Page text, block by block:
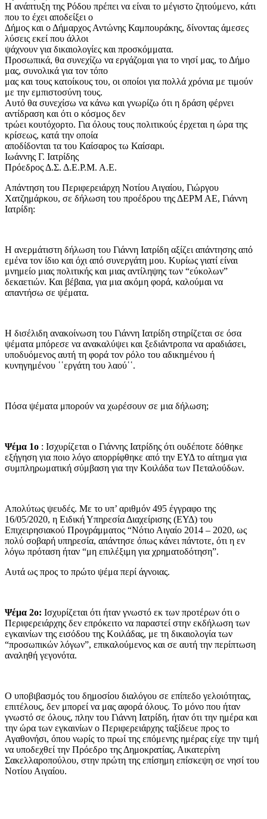
Η ανάπτυξη της Ρόδου πρέπει να είναι το μέγιστο ζητούμενο, κάτι
που το έχει αποδείξει ο
Δήμος και ο Δήμαρχος Αντώνης Καμπουράκης, δίνοντας άμεσες
λύσεις εκεί που άλλοι
ψάχνουν για δικαιολογίες και προσκόμματα.
Προσωπικά, θα συνεχίζω να εργάζομαι για το νησί μας, το Δήμο
μας, συνολικά για τον τόπο
μας και τους κατοίκους του, οι οποίοι για πολλά χρόνια με τιμούν
με την εμπιστοσύνη τους.
Αυτό θα συνεχίσω να κάνω και γνωρίζω ότι η δράση φέρνει
αντίδραση και ότι ο κόσμος δεν
τρώει κουτόχορτο. Για όλους τους πολιτικούς έρχεται η ώρα της
κρίσεως, κατά την οποία
αποδίδονται τα του Καίσαρος τω Καίσαρι.
Ιωάννης Γ. Ιατρίδης
Πρόεδρος Δ.Σ. Δ.Ε.Ρ.Μ. Α.Ε.
Απάντηση του Περιφερειάρχη Νοτίου Αιγαίου, Γιώργου
Χατζημάρκου, σε δήλωση του προέδρου της ΔΕΡΜ ΑΕ, Γιάννη
Ιατρίδη:
Η ανερμάτιστη δήλωση του Γιάννη Ιατρίδη αξίζει απάντησης από
εμένα τον ίδιο και όχι από συνεργάτη μου. Κυρίως γιατί είναι
μνημείο μιας πολιτικής και μιας αντίληψης των “εύκολων”
δεκαετιών. Και βέβαια, για μια ακόμη φορά, καλούμαι να
απαντήσω σε ψέματα.
Η δισέλιδη ανακοίνωση του Γιάννη Ιατρίδη στηρίζεται σε όσα
ψέματα μπόρεσε να ανακαλύψει και ξεδιάντροπα να αραδιάσει,
υποδυόμενος αυτή τη φορά τον ρόλο του αδικημένου ή
κυνηγημένου ῾῾εργάτη του λαού῾῾.
Πόσα ψέματα μπορούν να χωρέσουν σε μια δήλωση;
Ψέμα 1ο : Ισχυρίζεται ο Γιάννης Ιατρίδης ότι ουδέποτε δόθηκε
εξήγηση για ποιο λόγο απορρίφθηκε από την ΕΥΔ το αίτημα για
συμπληρωματική σύμβαση για την Κοιλάδα των Πεταλούδων.
Απολύτως ψευδές. Με το υπ’ αριθμόν 495 έγγραφο της
16/05/2020, η Ειδική Υπηρεσία Διαχείρισης (ΕΥΔ) του
Επιχειρησιακού Προγράμματος “Νότιο Αιγαίο 2014 – 2020, ως
πολύ σοβαρή υπηρεσία, απάντησε όπως κάνει πάντοτε, ότι η εν
λόγω πρόταση ήταν “μη επιλέξιμη για χρηματοδότηση”.
Αυτά ως προς το πρώτο ψέμα περί άγνοιας.
Ψέμα 2ο: Ισχυρίζεται ότι ήταν γνωστό εκ των προτέρων ότι ο
Περιφερειάρχης δεν επρόκειτο να παραστεί στην εκδήλωση των
εγκαινίων της εισόδου της Κοιλάδας, με τη δικαιολογία των
“προσωπικών λόγων”, επικαλούμενος και σε αυτή την περίπτωση
αναληθή γεγονότα.
Ο υποβιβασμός του δημοσίου διαλόγου σε επίπεδο γελοιότητας,
επιτέλους, δεν μπορεί να μας αφορά όλους. Το μόνο που ήταν
γνωστό σε όλους, πλην του Γιάννη Ιατρίδη, ήταν ότι την ημέρα και
την ώρα των εγκαινίων ο Περιφερειάρχης ταξίδευε προς το
Αγαθονήσι, όπου νωρίς το πρωί της επόμενης ημέρας είχε την τιμή
να υποδεχθεί την Πρόεδρο της Δημοκρατίας, Αικατερίνη
Σακελλαροπούλου, στην πρώτη της επίσημη επίσκεψη σε νησί του
Νοτίου Αιγαίου.